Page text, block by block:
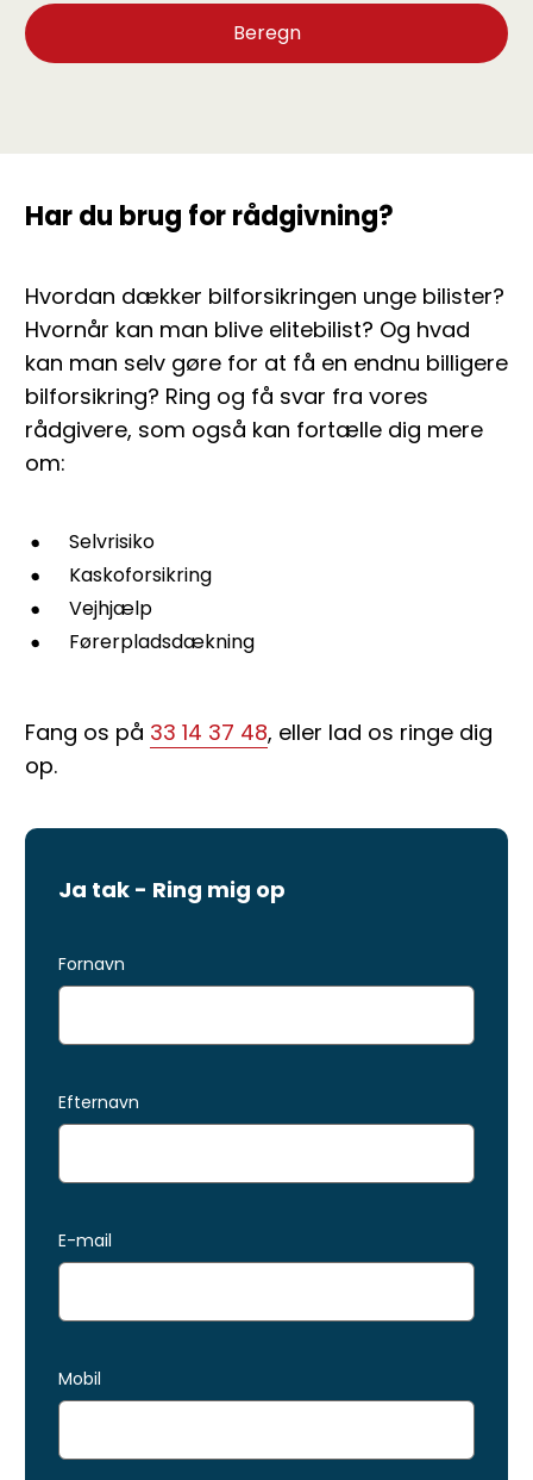
Har du brug for rådgivning?
Hvordan dækker bilforsikringen unge bilister?
Hvornår kan man blive elitebilist? Og hvad
kan man selv gøre for at få en endnu billigere
bilforsikring? Ring og få svar fra vores
rådgivere, som også kan fortælle dig mere
om:
Selvrisiko
Kaskoforsikring
Vejhjælp
Førerpladsdækning
Fang os på 33 14 37 48, eller lad os ringe dig
op.
Ja tak - Ring mig op
Fornavn
Efternavn
E-mail
Mobil